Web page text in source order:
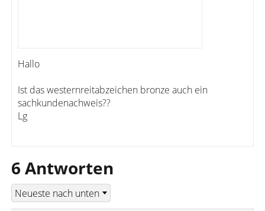
Hallo
Ist das westernreitabzeichen bronze auch ein
sachkundenachweis??
Lg
6 Antworten